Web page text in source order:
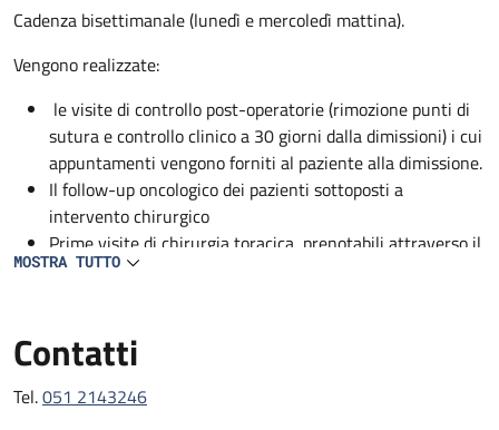
Descrizione
Cadenza bisettimanale (lunedì e mercoledì mattina).
Vengono realizzate:
le visite di controllo post-operatorie (rimozione punti di
sutura e controllo clinico a 30 giorni dalla dimissioni) i cui
appuntamenti vengono forniti al paziente alla dimissione.
Il follow-up oncologico dei pazienti sottoposti a
intervento chirurgico
Prime visite di chirurgia toracica, prenotabili attraverso il
CUP.
MOSTRA TUTTO
Contatti
Tel.051 2143246